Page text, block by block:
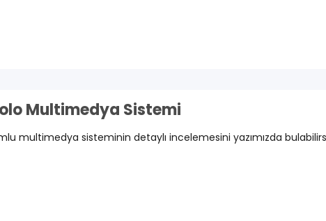
Multimedya Sistemi
multimedya sisteminin detaylı incelemesini yazımızda